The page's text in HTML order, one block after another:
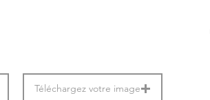
Téléchargez votre image